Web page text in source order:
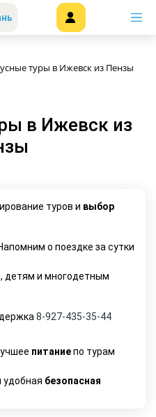
туры в Ижевск из Пензы
в Ижевск из
туров и выбор
о поездке за сутки
детям и многодетным
8-927-435-35-44
питаниепо турам
удобная безопасная